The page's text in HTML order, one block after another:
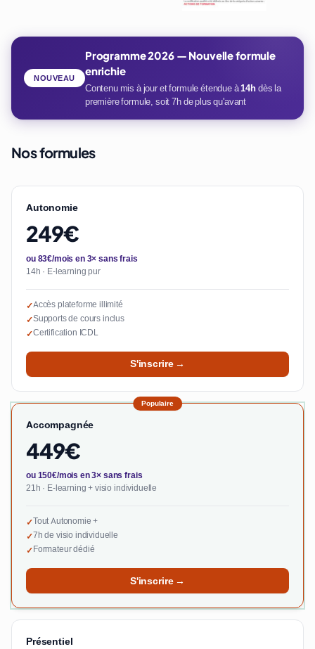
Programme 2026 — Nouvelle formule
enrichie
Contenu mis à jour et formule étendue à14hdès la
première formule, soit 7h de plus qu'avant
NOUVEAU
Nos formules
Autonomie
249€
ou 83€/mois en 3× sans frais
14h · E-learning pur
✓Accès plateforme illimité
✓Supports de cours inclus
✓Certification ICDL
S'inscrire →
Populaire
Accompagnée
449€
ou 150€/mois en 3× sans frais
21h · E-learning + visio individuelle
✓Tout Autonomie +
✓7h de visio individuelle
✓Formateur dédié
S'inscrire →
Présentiel